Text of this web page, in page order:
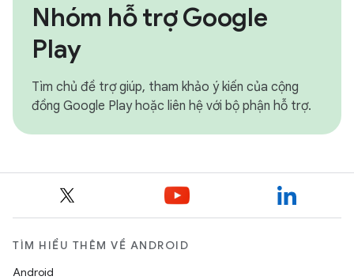
Nhóm hỗ trợ Google
Play
Tìm chủ đề trợ giúp, tham khảo ý kiến của cộng
đồng Google Play hoặc liên hệ với bộ phận hỗ trợ.
TÌM HIỂU THÊM VỀ ANDROID
Android